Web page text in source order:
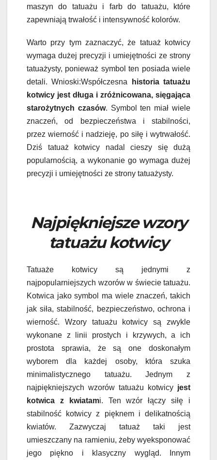
maszyn do tatuażu i farb do tatuażu, które
zapewniają trwałość i intensywność kolorów.
Warto przy tym zaznaczyć, że tatuaż kotwicy
wymaga dużej precyzji i umiejętności ze strony
tatuażysty, ponieważ symbol ten posiada wiele
detali. Wnioski:Współczesna
historia tatuażu
kotwicy jest długa i zróżnicowana, sięgająca
starożytnych czasów. Symbol ten miał wiele
znaczeń, od bezpieczeństwa i stabilności,
przez wierność i nadzieję, po siłę i wytrwałość.
Dziś tatuaż kotwicy nadal cieszy się dużą
popularnością, a wykonanie go wymaga dużej
precyzji i umiejętności ze strony tatuażysty.
Najpiękniejsze wzory
tatuażu kotwicy
Tatuaże kotwicy są jednymi z
najpopularniejszych wzorów w świecie tatuażu.
Kotwica jako symbol ma wiele znaczeń, takich
jak siła, stabilność, bezpieczeństwo, ochrona i
wierność. Wzory tatuażu kotwicy są zwykle
wykonane z linii prostych i krzywych, a ich
prostota sprawia, że ​​są one doskonałym
wyborem dla każdej osoby, która szuka
minimalistycznego tatuażu. Jednym z
najpiękniejszych wzorów tatuażu kotwicy jest
kotwica z kwiatami. Ten wzór łączy siłę i
stabilność kotwicy z pięknem i delikatnością
kwiatów. Zazwyczaj tatuaż taki jest
umieszczany na ramieniu, żeby wyeksponować
jego piękno i klasyczny wygląd. Innym